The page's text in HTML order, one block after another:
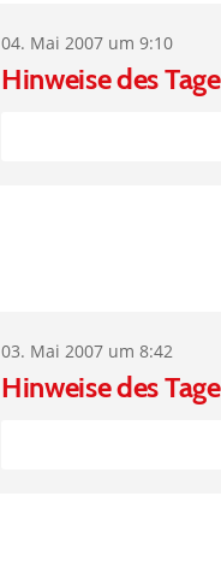
04. Mai 2007 um 9:10
Hinweise des
03. Mai 2007 um 8:42
Hinweise des